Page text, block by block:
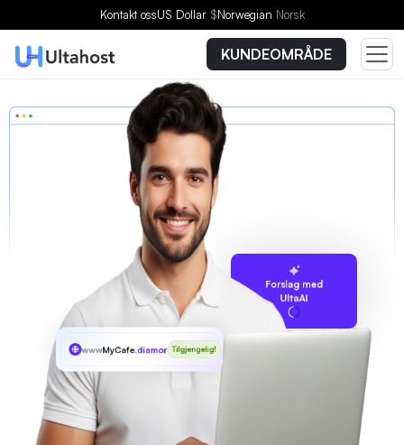
Kontakt ossUS Dollar $Norwegian Norsk
KUNDEOMRÅDE
Forslag med
UltaAI
wwwMyCafe.diamondsTilgjengelig!